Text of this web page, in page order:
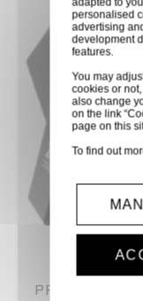
personalised
advertising
development
features.
You may
cookies or
also change
on the link
page on this
To find out